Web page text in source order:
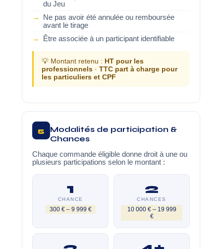
du Jeu
Ne pas avoir été annulée ou remboursée
avant le tirage
Être associée à un participant identifiable
💡 Montant retenu : HT pour les
professionnels · TTC part à charge pour
les particuliers et CPF
5
Modalités de participation &
Chances
Chaque commande éligible donne droit à une ou
plusieurs participations selon le montant :
1
CHANCE
300 € – 9 999 €
2
CHANCES
10 000 € – 19 999
€